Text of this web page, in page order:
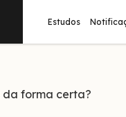
Estudos
da forma certa?